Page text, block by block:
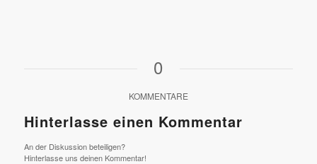
0
KOMMENTARE
Hinterlasse einen Kommentar
An der Diskussion beteiligen?
Hinterlasse uns deinen Kommentar!